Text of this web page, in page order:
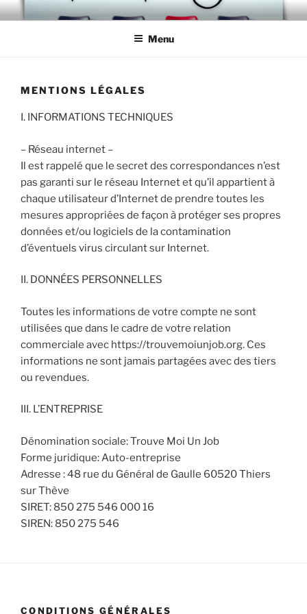
Aller
au
TROUVE MOI UN JOB
Vous gagnerez du temps en passant par nous !
Menu
MENTIONS LÉGALES
I. INFORMATIONS TECHNIQUES
– Réseau internet –
Il est rappelé que le secret des correspondances n’est
pas garanti sur le réseau Internet et qu’il appartient à
chaque utilisateur d’Internet de prendre toutes les
mesures appropriées de façon à protéger ses propres
données et/ou logiciels de la contamination
d’éventuels virus circulant sur Internet.
II. DONNÉES PERSONNELLES
Toutes les informations de votre compte ne sont
utilisées que dans le cadre de votre relation
commerciale avec https://trouvemoiunjob.org. Ces
informations ne sont jamais partagées avec des tiers
ou revendues.
III. L’ENTREPRISE
Dénomination sociale: Trouve Moi Un Job
Forme juridique: Auto-entreprise
Adresse : 48 rue du Général de Gaulle 60520 Thiers
sur Thève
SIRET: 850 275 546 000 16
SIREN: 850 275 546
CONDITIONS GÉNÉRALES